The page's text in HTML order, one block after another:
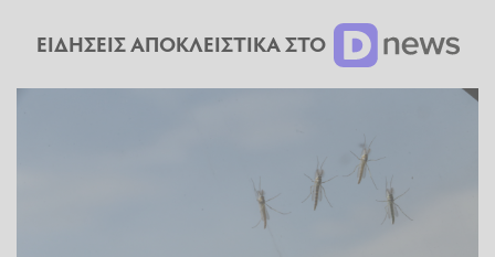
ΕΙΔΗΣΕΙΣ ΑΠΟΚΛΕΙΣΤΙΚΑ ΣΤΟ